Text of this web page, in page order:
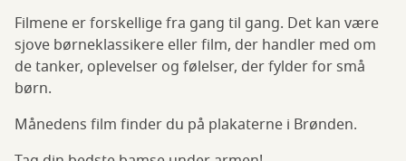
Filmene er forskellige fra gang til gang. Det kan være
sjove børneklassikere eller film, der handler med om
de tanker, oplevelser og følelser, der fylder for små
børn.
Månedens film finder du på plakaterne i Brønden.